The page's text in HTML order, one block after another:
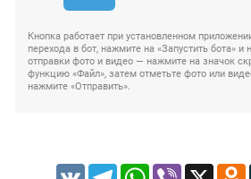
Кнопка работает при установленном
перехода в бот, нажмите на «Запустить бота»
отправки фото и видео — нажмите на значок
функцию «Файл», затем отметьте фото или
нажмите «Отправить».
VK TelegramWhatsApp
Viber X